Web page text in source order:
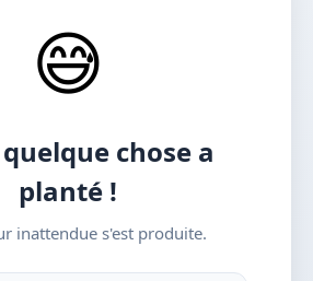
😅
chose a
planté !
inattendue s'est produite.